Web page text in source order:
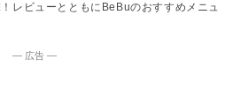
レビューとともにBeBuのおすすめメニュ
― 広告 ―